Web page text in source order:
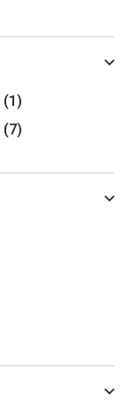
(1)
(7)